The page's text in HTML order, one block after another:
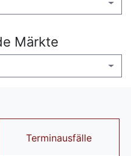
Märkte
Terminausfälle